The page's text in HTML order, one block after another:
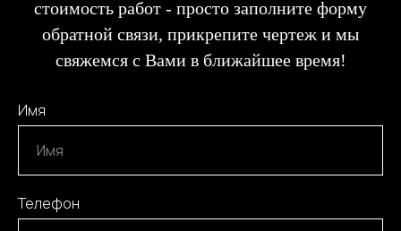
стоимость работ - просто заполните форму
обратной связи, прикрепите чертеж и мы
свяжемся с Вами в ближайшее время!
Имя
Телефон